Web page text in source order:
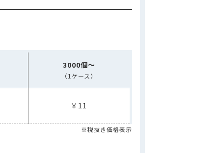
3000個～
（1ケース）
￥11
※税抜き価格表示